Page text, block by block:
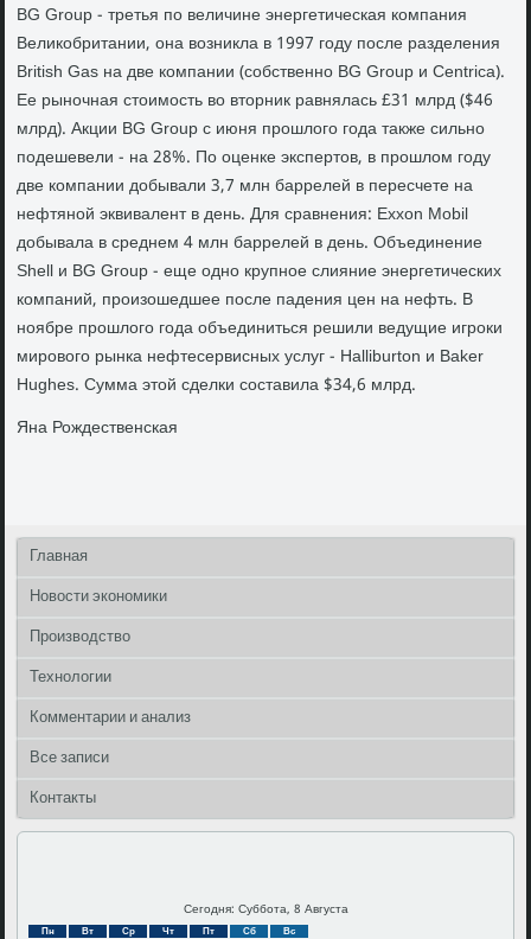
BG Group - третья по величине энергетическая компания
Великобритании, она возникла в 1997 году после разделения
British Gas на две компании (собственно BG Group и Centrica).
Ее рыночная стоимость во вторник равнялась £31 млрд ($46
млрд). Акции BG Group с июня прошлого года также сильно
подешевели - на 28%. По оценке экспертов, в прошлом году
две компании добывали 3,7 млн баррелей в пересчете на
нефтяной эквивалент в день. Для сравнения: Exxon Mobil
добывала в среднем 4 млн баррелей в день. Объединение
Shell и BG Group - еще одно крупное слияние энергетических
компаний, произошедшее после падения цен на нефть. В
ноябре прошлого года объединиться решили ведущие игроки
мирового рынка нефтесервисных услуг - Halliburton и Baker
Hughes. Сумма этой сделки составила $34,6 млрд.
Яна Рождественская
Главная
Новости экономики
Производство
Технологии
Комментарии и анализ
Все записи
Контакты
Сегодня: Суббота, 8 Августа
Пн Вт Ср Чт Пт Сб Вс